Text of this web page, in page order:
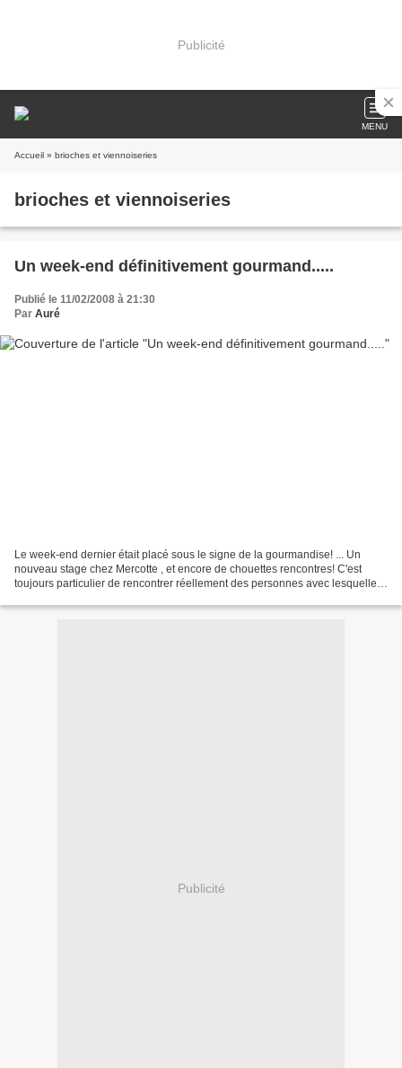
Publicité
MENU
Accueil » brioches et viennoiseries
brioches et viennoiseries
Un week-end définitivement gourmand.....
Publié le 11/02/2008 à 21:30
Par Auré
Le week-end dernier était placé sous le signe de la gourmandise! ... Un
nouveau stage chez Mercotte , et encore de chouettes rencontres! C'est
toujours particulier de rencontrer réellement des personnes avec lesquelles
Publicité